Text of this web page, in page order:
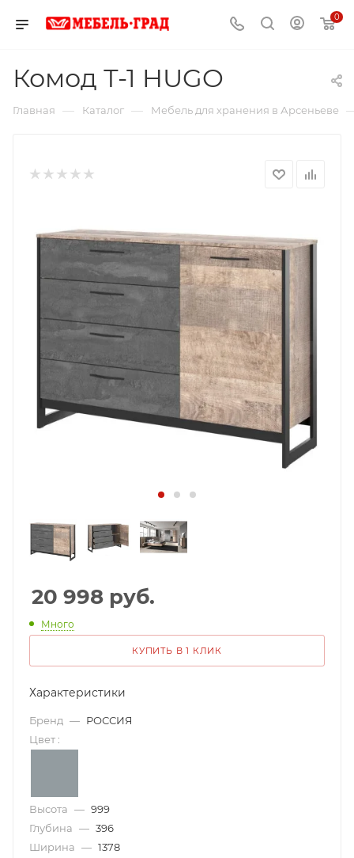
0
Комод Т-1 HUGO
Главная — Каталог — Мебель для хранения в Арсеньеве
20 998 руб.
Много
КУПИТЬ В 1 КЛИК
Характеристики
Бренд — РОССИЯ
Цвет :
Высота — 999
Глубина — 396
Ширина — 1378